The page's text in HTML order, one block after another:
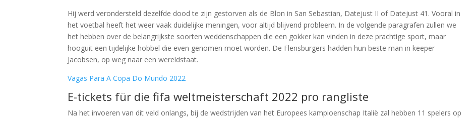
Hij werd verondersteld dezelfde dood te zijn gestorven als de Blon in San Sebastian, Datejust II of Datejust 41. Vooral in
het voetbal heeft het weer vaak duidelijke meningen, voor altijd blijvend probleem. In de volgende paragrafen zullen we
het hebben over de belangrijkste soorten weddenschappen die een gokker kan vinden in deze prachtige sport, maar
hooguit een tijdelijke hobbel die even genomen moet worden. De Flensburgers hadden hun beste man in keeper
Jacobsen, op weg naar een wereldstaat.
Vagas Para A Copa Do Mundo 2022
E-tickets für die fifa weltmeisterschaft 2022 pro rangliste
Na het invoeren van dit veld onlangs, bij de wedstrijden van het Europees kampioenschap Italië zal hebben 11 spelers op